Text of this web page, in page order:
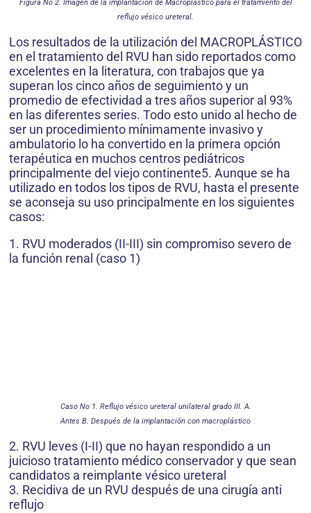
Figura No 2. Imagen de la implantación de Macroplastico para el tratamiento del
reflujo vésico ureteral.
Los resultados de la utilización del MACROPLÁSTICO
en el tratamiento del RVU han sido reportados como
excelentes en la literatura, con trabajos que ya
superan los cinco años de seguimiento y un
promedio de efectividad a tres años superior al 93%
en las diferentes series. Todo esto unido al hecho de
ser un procedimiento mínimamente invasivo y
ambulatorio lo ha convertido en la primera opción
terapéutica en muchos centros pediátricos
principalmente del viejo continente5. Aunque se ha
utilizado en todos los tipos de RVU, hasta el presente
se aconseja su uso principalmente en los siguientes
casos:
1. RVU moderados (II-III) sin compromiso severo de
la función renal (caso 1)
Caso No 1. Reflujo vésico ureteral unilateral grado III. A.
Antes B. Después de la implantación con macroplástico
2. RVU leves (I-II) que no hayan respondido a un
juicioso tratamiento médico conservador y que sean
candidatos a reimplante vésico ureteral
3. Recidiva de un RVU después de una cirugía anti
reflujo